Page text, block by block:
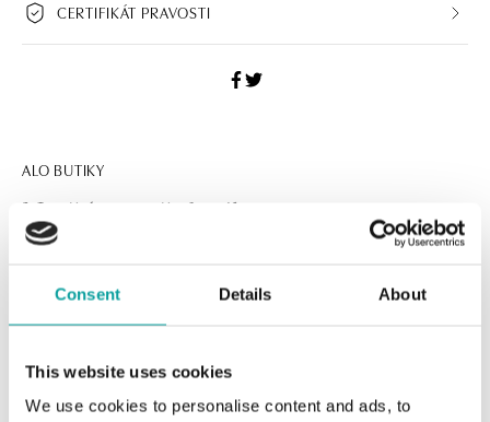
Consent Details About
This website uses cookies
We use cookies to personalise content and ads, to
CERTIFIKÁT PRAVOSTI
ALO BUTIKY